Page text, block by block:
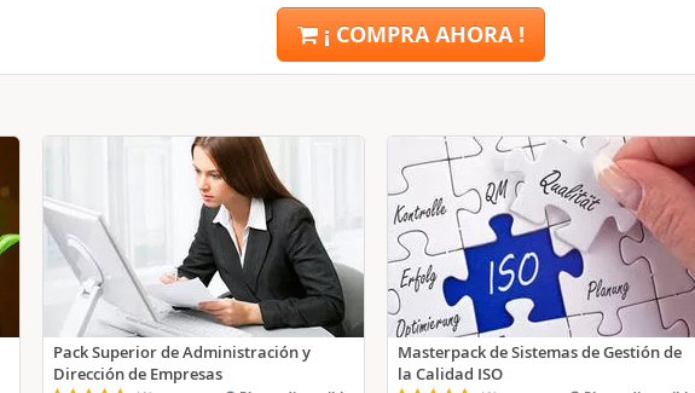
¡ COMPRA AHORA !
Pack Superior de Administración y
Dirección de Empresas
Masterpack de Sistemas de Gestión de
la Calidad ISO